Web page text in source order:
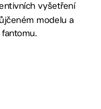
vyšetření
modelu a